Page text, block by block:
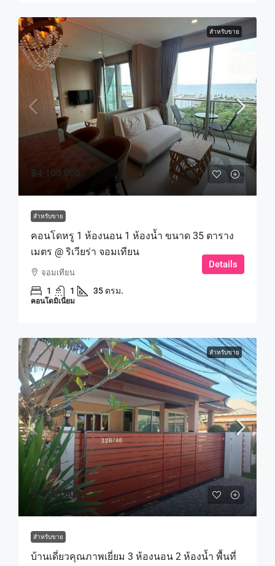
สำหรับขาย
฿4,100,000
สำหรับขาย
คอนโดหรู 1 ห้องนอน 1 ห้องน้ำ ขนาด 35 ตาราง
เมตร @ ริเวียร่า จอมเทียน
จอมเทียน
1 1 35 ตรม.
คอนโดมิเนียม
Details
สำหรับขาย
฿7,500,000
สำหรับขาย
บ้านเดี่ยวคุณภาพเยี่ยม 3 ห้องนอน 2 ห้องน้ำ พื้นที่